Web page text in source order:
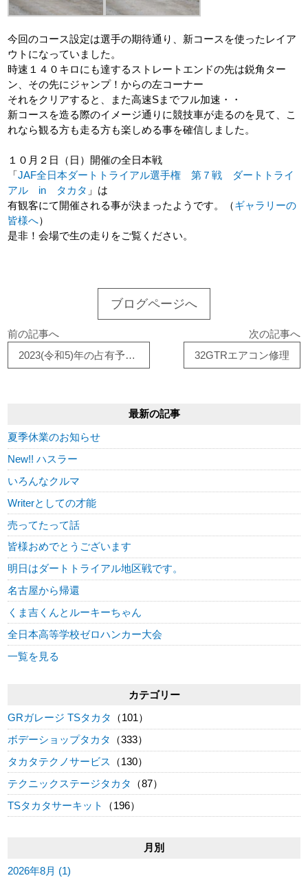
今回のコース設定は選手の期待通り、新コースを使ったレイア
ウトになっていました。
時速１４０キロにも達するストレートエンドの先は鋭角ター
ン、その先にジャンプ！からの左コーナー
それをクリアすると、また高速Sまでフル加速・・
新コースを造る際のイメージ通りに競技車が走るのを見て、こ
れなら観る方も走る方も楽しめる事を確信しました。
１０月２日（日）開催の全日本戦
「JAF全日本ダートトライアル選手権 第７戦 ダートトライ
アル in タカタ 」は
有観客にて開催される事が決まったようです。（ギャラリーの
皆様へ）
是非！会場で生の走りをご覧ください。
ブログページへ
前の記事へ
2023(令和5)年の占有予約開始日について
次の記事へ
32GTRエアコン修理
最新の記事
夏季休業のお知らせ
New!! ハスラー
いろんなクルマ
Writerとしての才能
売ってたって話
皆様おめでとうございます
明日はダートトライアル地区戦です。
名古屋から帰還
くま吉くんとルーキーちゃん
全日本高等学校ゼロハンカー大会
一覧を見る
カテゴリー
GRガレージ TSタカタ
（101）
ボデーショップタカタ
（333）
タカタテクノサービス
（130）
テクニックステージタカタ
（87）
TSタカタサーキット
（196）
月別
2026年8月 (1)